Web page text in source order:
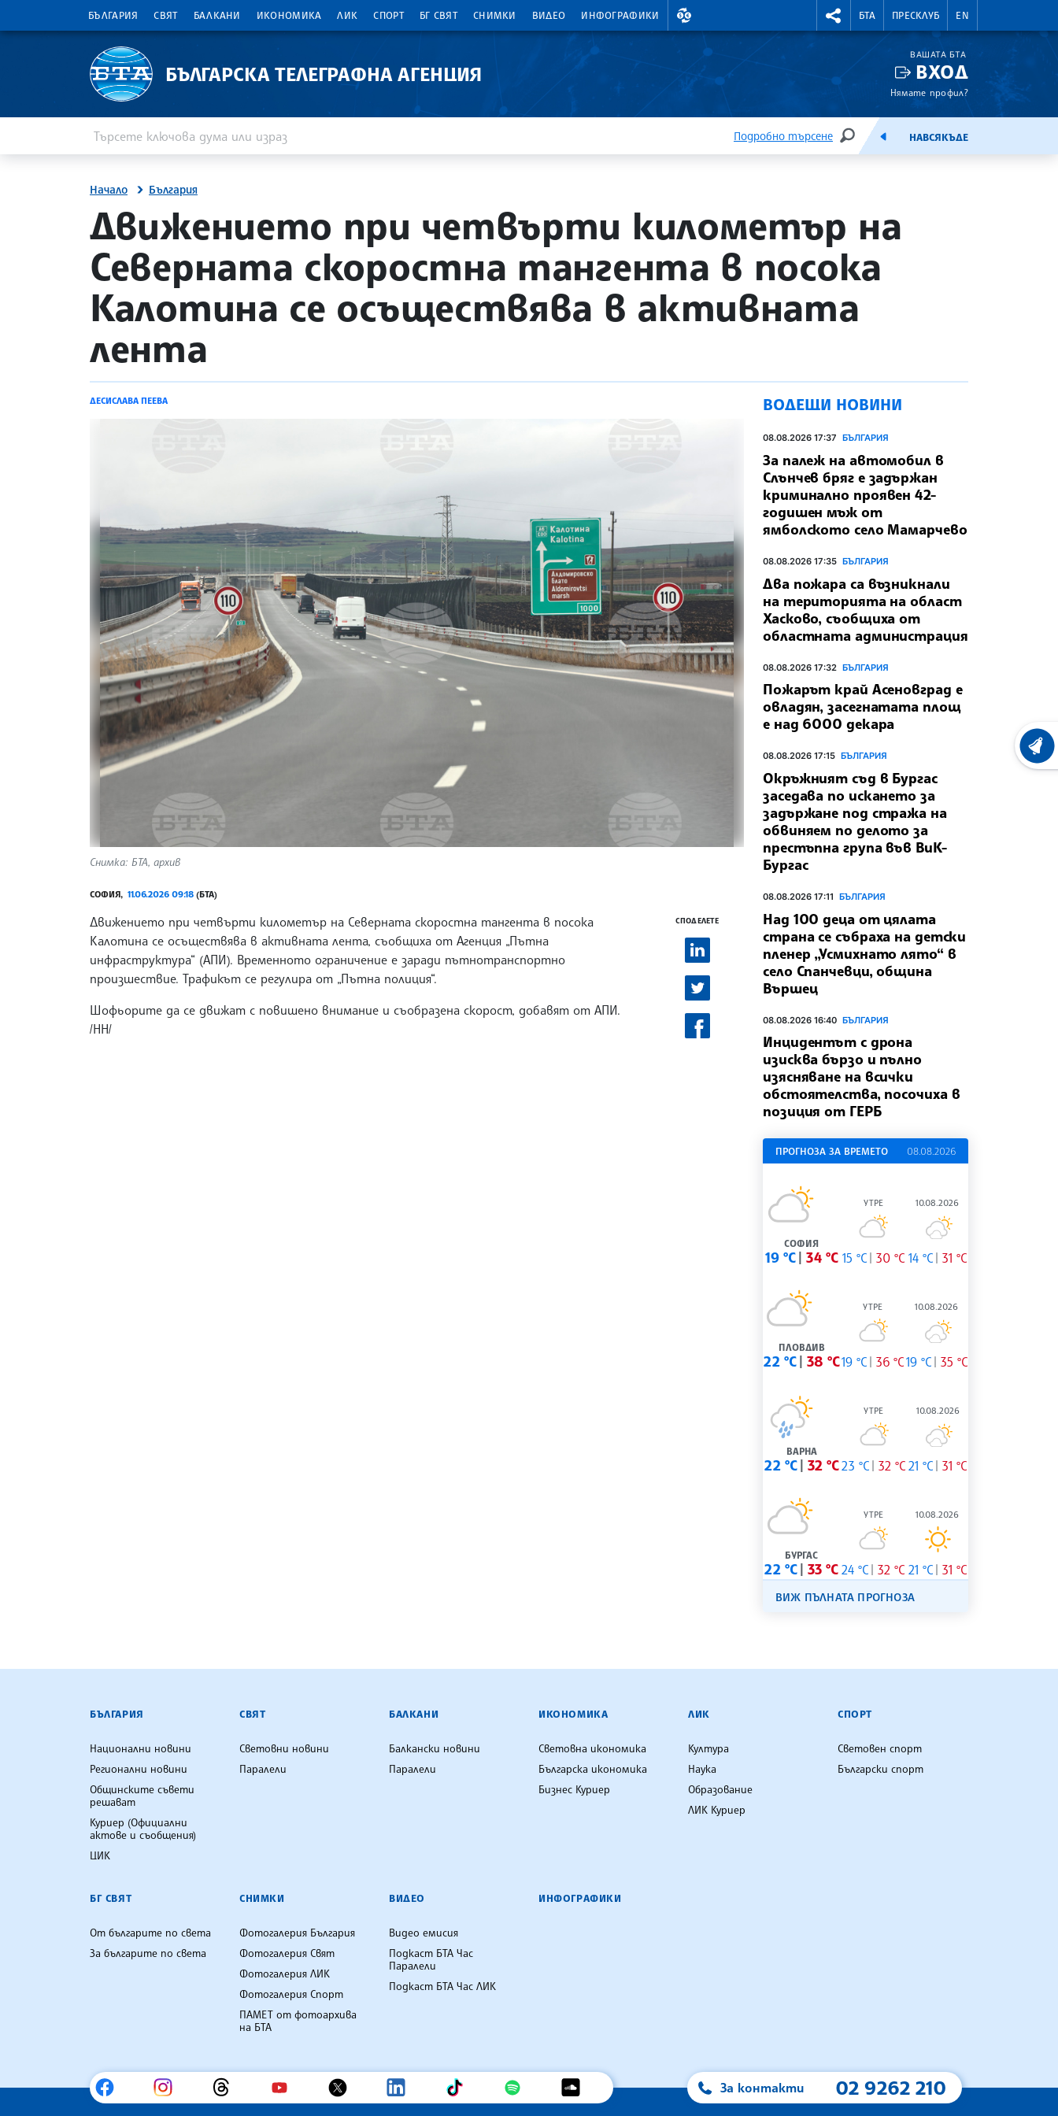
БЪЛГАРИЯ СВЯТ БАЛКАНИ ИКОНОМИКА ЛИК СПОРТ БГ СВЯТ СНИМКИ ВИДЕО ИНФОГРАФИКИ
ВАЛУТНИ КУРСОВЕ RIGHTMENU.SOCIAL
БТА ПРЕСКЛУБ EN
БЪЛГАРСКА ТЕЛЕГРАФНА АГЕНЦИЯ
ВАШАТА БТА
ВХОД
Нямате профил?
Подробно търсене
ТЪРСЕНЕЕМИСИЯНАВСЯКЪДЕ
Начало България
site.bta
Движението при четвърти километър на
Северната скоростна тангента в посока
Калотина се осъществява в активната
лента
ДЕСИСЛАВА ПЕЕВА
Снимка: БТА, архив
СОФИЯ, 11.06.2026 09:18 (БТА)
Движението при четвърти километър на Северната скоростна тангента в посока
Калотина се осъществява в активната лента, съобщиха от Агенция „Пътна
инфраструктура“ (АПИ). Временното ограничение е заради пътнотранспортно
произшествие. Трафикът се регулира от „Пътна полиция“.
Шофьорите да се движат с повишено внимание и съобразена скорост, добавят от АПИ.
/НН/
СПОДЕЛЕТЕ
ВОДЕЩИ НОВИНИ
08.08.2026 17:37 БЪЛГАРИЯ
За палеж на автомобил в
Слънчев бряг е задържан
криминално проявен 42-
годишен мъж от
ямболското село Мамарчево
08.08.2026 17:35 БЪЛГАРИЯ
Два пожара са възникнали
на територията на област
Хасково, съобщиха от
областната администрация
08.08.2026 17:32 БЪЛГАРИЯ
Пожарът край Асеновград е
овладян, засегнатата площ
е над 6000 декара
08.08.2026 17:15 БЪЛГАРИЯ
Окръжният съд в Бургас
заседава по искането за
задържане под стража на
обвиняем по делото за
престъпна група във ВиК-
Бургас
08.08.2026 17:11 БЪЛГАРИЯ
Над 100 деца от цялата
страна се събраха на детски
пленер „Усмихнато лято“ в
село Спанчевци, община
Вършец
08.08.2026 16:40 БЪЛГАРИЯ
Инцидентът с дрона
изисква бързо и пълно
изясняване на всички
обстоятелства, посочиха в
позиция от ГЕРБ
ПРОГНОЗА ЗА ВРЕМЕТО 08.08.2026
СОФИЯ
19 °C 34 °C
УТРЕ
15 °C 30 °C
10.08.2026
14 °C 31 °C
ПЛОВДИВ
22 °C 38 °C
УТРЕ
19 °C 36 °C
10.08.2026
19 °C 35 °C
ВАРНА
22 °C 32 °C
УТРЕ
23 °C 32 °C
10.08.2026
21 °C 31 °C
БУРГАС
22 °C 33 °C
УТРЕ
24 °C 32 °C
10.08.2026
21 °C 31 °C
ВИЖ ПЪЛНАТА ПРОГНОЗА
БЪЛГАРСКА ТЕЛЕГРАФНА АГЕНЦИЯ
БЪЛГАРИЯ
Национални новини
Регионални новини
Общинските съвети
решават
Куриер (Официални
актове и съобщения)
ЦИК
СВЯТ
Световни новини
Паралели
БАЛКАНИ
Балкански новини
Паралели
ИКОНОМИКА
Световна икономика
Българска икономика
Бизнес Куриер
ЛИК
Култура
Наука
Образование
ЛИК Куриер
СПОРТ
Световен спорт
Български спорт
БГ СВЯТ
От българите по света
За българите по света
СНИМКИ
Фотогалерия България
Фотогалерия Свят
Фотогалерия ЛИК
Фотогалерия Спорт
ПАМЕТ от фотоархива
на БТА
ВИДЕО
Видео емисия
Подкаст БТА Час
Паралели
Подкаст БТА Час ЛИК
ИНФОГРАФИКИ
За контакти 02 9262 210